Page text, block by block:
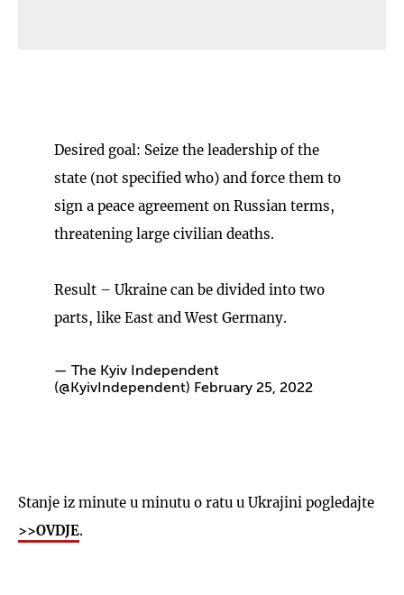
Desired goal: Seize the leadership of the
state (not specified who) and force them to
sign a peace agreement on Russian terms,
threatening large civilian deaths.
Result – Ukraine can be divided into two
parts, like East and West Germany.
— The Kyiv Independent
(@KyivIndependent) February 25, 2022
Stanje iz minute u minutu o ratu u Ukrajini pogledajte
>>OVDJE.